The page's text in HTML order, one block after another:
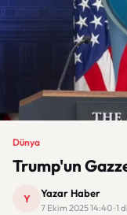
Dünya
Trump'un
Y Yazar Haber
7 Ekim 2025 14:40 · 1